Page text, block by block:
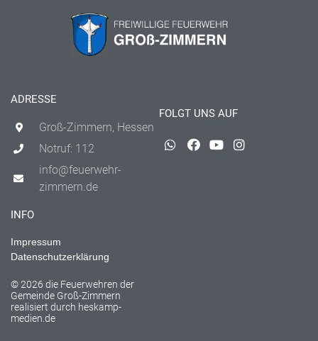
ADRESSE
Groß-Zimmern, Hessen
Notruf: 112
info@feuerwehr-
zimmern.de
FOLGT UNS AUF
INFO
Impressum
Datenschutzerklärung
© 2026 die Feuerwehren der
Gemeinde Groß-Zimmern
realisiert durch heskamp-
medien.de